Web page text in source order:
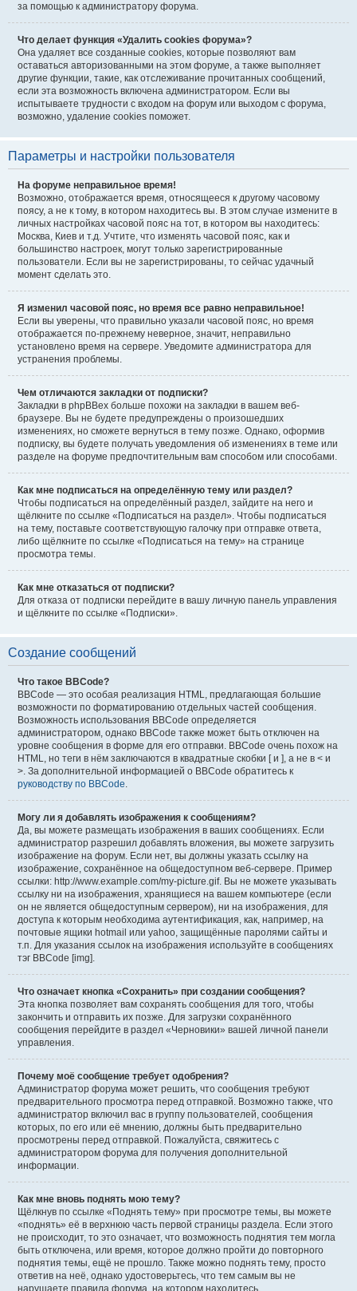
за помощью к администратору форума.
Что делает функция «Удалить cookies форума»?
Она удаляет все созданные cookies, которые позволяют вам
оставаться авторизованными на этом форуме, а также выполняет
другие функции, такие, как отслеживание прочитанных сообщений,
если эта возможность включена администратором. Если вы
испытываете трудности с входом на форум или выходом с форума,
возможно, удаление cookies поможет.
Параметры и настройки пользователя
На форуме неправильное время!
Возможно, отображается время, относящееся к другому часовому
поясу, а не к тому, в котором находитесь вы. В этом случае измените в
личных настройках часовой пояс на тот, в котором вы находитесь:
Москва, Киев и т.д. Учтите, что изменять часовой пояс, как и
большинство настроек, могут только зарегистрированные
пользователи. Если вы не зарегистрированы, то сейчас удачный
момент сделать это.
Я изменил часовой пояс, но время все равно неправильное!
Если вы уверены, что правильно указали часовой пояс, но время
отображается по-прежнему неверное, значит, неправильно
установлено время на сервере. Уведомите администратора для
устранения проблемы.
Чем отличаются закладки от подписки?
Закладки в phpBBex больше похожи на закладки в вашем веб-
браузере. Вы не будете предупреждены о произошедших
изменениях, но сможете вернуться в тему позже. Однако, оформив
подписку, вы будете получать уведомления об изменениях в теме или
разделе на форуме предпочтительным вам способом или способами.
Как мне подписаться на определённую тему или раздел?
Чтобы подписаться на определённый раздел, зайдите на него и
щёлкните по ссылке «Подписаться на раздел». Чтобы подписаться
на тему, поставьте соответствующую галочку при отправке ответа,
либо щёлкните по ссылке «Подписаться на тему» на странице
просмотра темы.
Как мне отказаться от подписки?
Для отказа от подписки перейдите в вашу личную панель управления
и щёлкните по ссылке «Подписки».
Создание сообщений
Что такое BBCode?
BBCode — это особая реализация HTML, предлагающая большие
возможности по форматированию отдельных частей сообщения.
Возможность использования BBCode определяется
администратором, однако BBCode также может быть отключен на
уровне сообщения в форме для его отправки. BBCode очень похож на
HTML, но теги в нём заключаются в квадратные скобки [ и ], а не в < и
>. За дополнительной информацией о BBCode обратитесь к
руководству по BBCode.
Могу ли я добавлять изображения к сообщениям?
Да, вы можете размещать изображения в ваших сообщениях. Если
администратор разрешил добавлять вложения, вы можете загрузить
изображение на форум. Если нет, вы должны указать ссылку на
изображение, сохранённое на общедоступном веб-сервере. Пример
ссылки: http://www.example.com/my-picture.gif. Вы не можете указывать
ссылку ни на изображения, хранящиеся на вашем компьютере (если
он не является общедоступным сервером), ни на изображения, для
доступа к которым необходима аутентификация, как, например, на
почтовые ящики hotmail или yahoo, защищённые паролями сайты и
т.п. Для указания ссылок на изображения используйте в сообщениях
тэг BBCode [img].
Что означает кнопка «Сохранить» при создании сообщения?
Эта кнопка позволяет вам сохранять сообщения для того, чтобы
закончить и отправить их позже. Для загрузки сохранённого
сообщения перейдите в раздел «Черновики» вашей личной панели
управления.
Почему моё сообщение требует одобрения?
Администратор форума может решить, что сообщения требуют
предварительного просмотра перед отправкой. Возможно также, что
администратор включил вас в группу пользователей, сообщения
которых, по его или её мнению, должны быть предварительно
просмотрены перед отправкой. Пожалуйста, свяжитесь с
администратором форума для получения дополнительной
информации.
Как мне вновь поднять мою тему?
Щёлкнув по ссылке «Поднять тему» при просмотре темы, вы можете
«поднять» её в верхнюю часть первой страницы раздела. Если этого
не происходит, то это означает, что возможность поднятия тем могла
быть отключена, или время, которое должно пройти до повторного
поднятия темы, ещё не прошло. Также можно поднять тему, просто
ответив на неё, однако удостоверьтесь, что тем самым вы не
нарушаете правила форума, на котором находитесь.